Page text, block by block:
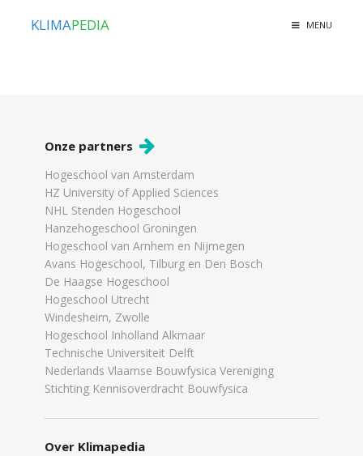
KLIMAPEDIA MENU
Onze partners
Hogeschool van Amsterdam
HZ University of Applied Sciences
NHL Stenden Hogeschool
Hanzehogeschool Groningen
Hogeschool van Arnhem en Nijmegen
Avans Hogeschool, Tilburg en Den Bosch
De Haagse Hogeschool
Hogeschool Utrecht
Windesheim, Zwolle
Hogeschool Inholland Alkmaar
Technische Universiteit Delft
Nederlands Vlaamse Bouwfysica Vereniging
Stichting Kennisoverdracht Bouwfysica
Over Klimapedia